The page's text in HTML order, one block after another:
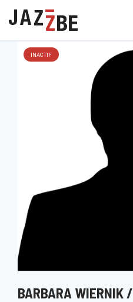
INACTIF
BARBARA WIERNIK